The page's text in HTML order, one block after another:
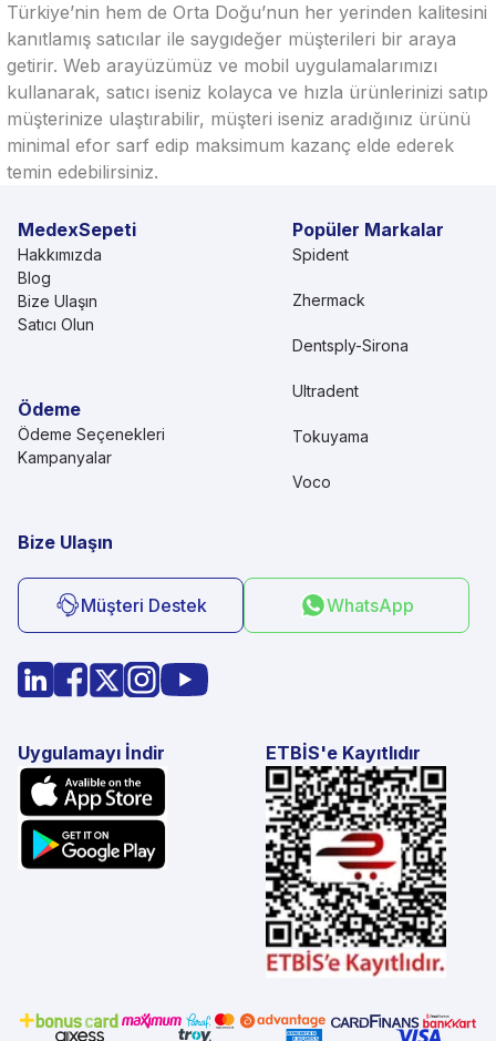
Türkiye’nin hem de Orta Doğu’nun her yerinden kalitesini
kanıtlamış satıcılar ile saygıdeğer müşterileri bir araya
getirir. Web arayüzümüz ve mobil uygulamalarımızı
kullanarak, satıcı iseniz kolayca ve hızla ürünlerinizi satıp
müşterinize ulaştırabilir, müşteri iseniz aradığınız ürünü
minimal efor sarf edip maksimum kazanç elde ederek
temin edebilirsiniz.
MedexSepeti
Hakkımızda
Blog
Bize Ulaşın
Satıcı Olun
Ödeme
Ödeme Seçenekleri
Kampanyalar
Popüler Markalar
Spident
Zhermack
Dentsply-Sirona
Ultradent
Tokuyama
Voco
Bize Ulaşın
Müşteri Destek WhatsApp
Uygulamayı İndir ETBİS'e Kayıtlıdır